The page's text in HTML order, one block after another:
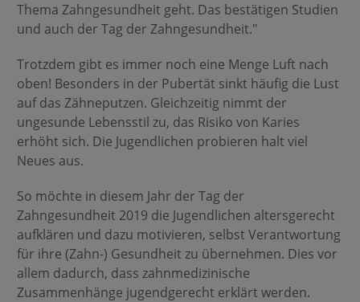
Thema Zahngesundheit geht. Das bestätigen Studien
und auch der Tag der Zahngesundheit."
Trotzdem gibt es immer noch eine Menge Luft nach
oben! Besonders in der Pubertät sinkt häufig die Lust
auf das Zähneputzen. Gleichzeitig nimmt der
ungesunde Lebensstil zu, das Risiko von Karies
erhöht sich. Die Jugendlichen probieren halt viel
Neues aus.
So möchte in diesem Jahr der Tag der
Zahngesundheit 2019 die Jugendlichen altersgerecht
aufklären und dazu motivieren, selbst Verantwortung
für ihre (Zahn-) Gesundheit zu übernehmen. Dies vor
allem dadurch, dass zahnmedizinische
Zusammenhänge jugendgerecht erklärt werden.